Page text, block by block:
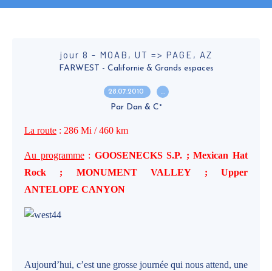
jour 8 - MOAB, UT => PAGE, AZ
FARWEST - Californie & Grands espaces
28.07.2010 …
Par Dan & C°
La route : 286 Mi / 460 km
Au programme: GOOSENECKS S.P. ; Mexican Hat
Rock ; MONUMENT VALLEY ; Upper
ANTELOPE CANYON
Aujourd’hui, c’est une grosse journée qui nous attend, une